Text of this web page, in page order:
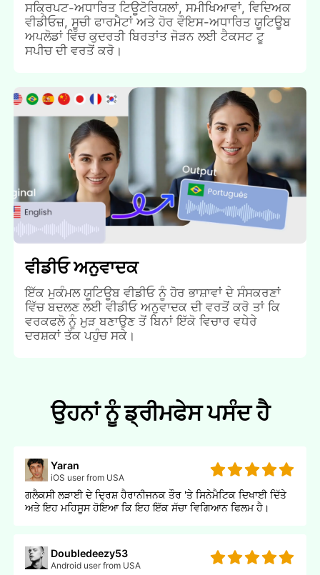
ਸਕ੍ਰਿਪਟ-ਅਧਾਰਿਤ ਟਿਊਟੋਰਿਯਲਾਂ, ਸਮੀਖਿਆਵਾਂ, ਵਿਦਿਅਕ
ਵੀਡੀਓਜ਼, ਸੂਚੀ ਫਾਰਮੈਟਾਂ ਅਤੇ ਹੋਰ ਵੌਇਸ-ਅਧਾਰਿਤ ਯੂਟਿਊਬ
ਅਪਲੋਡਾਂ ਵਿੱਚ ਕੁਦਰਤੀ ਬਿਰਤਾਂਤ ਜੋੜਨ ਲਈ ਟੈਕਸਟ ਟੂ
ਸਪੀਚ ਦੀ ਵਰਤੋਂ ਕਰੋ।
ਵੀਡੀਓ ਅਨੁਵਾਦਕ
ਇੱਕ ਮੁਕੰਮਲ ਯੂਟਿਊਬ ਵੀਡੀਓ ਨੂੰ ਹੋਰ ਭਾਸ਼ਾਵਾਂ ਦੇ ਸੰਸਕਰਣਾਂ
ਵਿੱਚ ਬਦਲਣ ਲਈ ਵੀਡੀਓ ਅਨੁਵਾਦਕ ਦੀ ਵਰਤੋਂ ਕਰੋ ਤਾਂ ਕਿ
ਵਰਕਫਲੋ ਨੂੰ ਮੁੜ ਬਣਾਉਣ ਤੋਂ ਬਿਨਾਂ ਇੱਕੋ ਵਿਚਾਰ ਵਧੇਰੇ
ਦਰਸ਼ਕਾਂ ਤੱਕ ਪਹੁੰਚ ਸਕੇ।
ਉਹਨਾਂ ਨੂੰ ਡ੍ਰੀਮਫੇਸ ਪਸੰਦ ਹੈ
Yaran
iOS user from USA
ਗਲੈਕਸੀ ਲੜਾਈ ਦੇ ਦ੍ਰਿਸ਼ ਹੈਰਾਨੀਜਨਕ ਤੌਰ 'ਤੇ ਸਿਨੇਮੈਟਿਕ ਦਿਖਾਈ ਦਿੱਤੇ
ਅਤੇ ਇਹ ਮਹਿਸੂਸ ਹੋਇਆ ਕਿ ਇਹ ਇੱਕ ਸੱਚਾ ਵਿਗਿਆਨ ਫਿਲਮ ਹੈ।
Doubledeezy53
Android user from USA